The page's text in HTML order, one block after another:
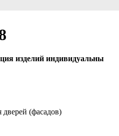
изделий индивидуальны
(фасадов)